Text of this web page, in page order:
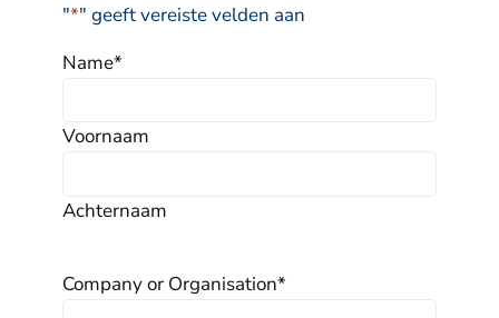
"*" geeft vereiste velden aan
Name*
Voornaam
Achternaam
Company or Organisation*